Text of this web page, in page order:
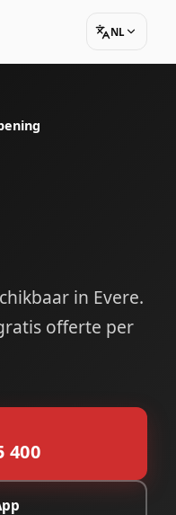
NL
in Evere.
offerte per
400